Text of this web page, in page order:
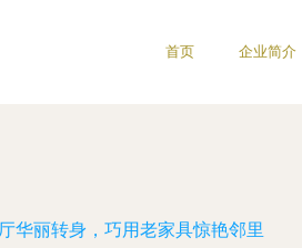
首页 企业简介
华丽转身，巧用老家具惊艳邻里